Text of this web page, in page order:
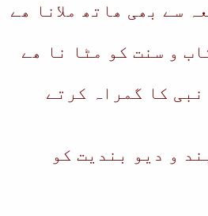
سے بھی ھاتھ ملانا ھے
و سنت کو مٹا نا ھے
کا گمراہ کرتے
و دیو بندیت کو